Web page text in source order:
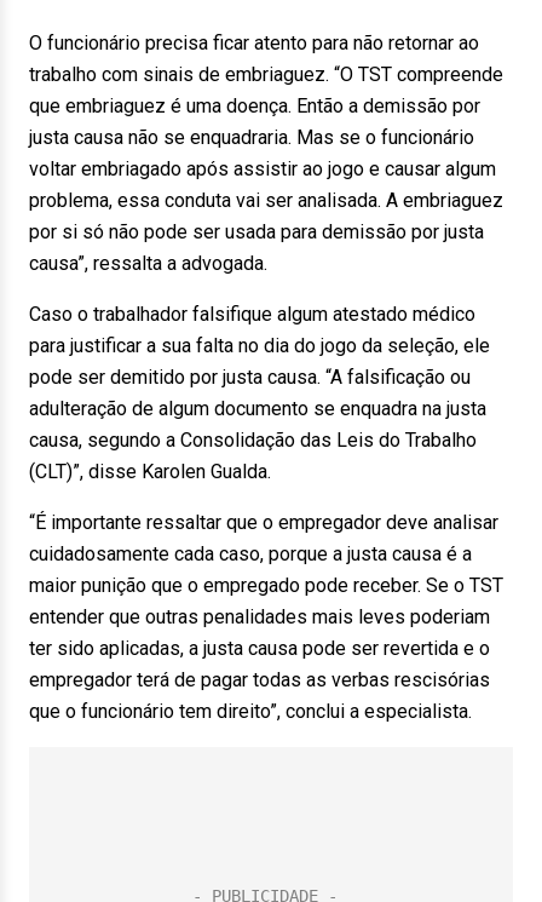
O funcionário precisa ficar atento para não retornar ao
trabalho com sinais de embriaguez. “O TST compreende
que embriaguez é uma doença. Então a demissão por
justa causa não se enquadraria. Mas se o funcionário
voltar embriagado após assistir ao jogo e causar algum
problema, essa conduta vai ser analisada. A embriaguez
por si só não pode ser usada para demissão por justa
causa”, ressalta a advogada.
Caso o trabalhador falsifique algum atestado médico
para justificar a sua falta no dia do jogo da seleção, ele
pode ser demitido por justa causa. “A falsificação ou
adulteração de algum documento se enquadra na justa
causa, segundo a Consolidação das Leis do Trabalho
(CLT)”, disse Karolen Gualda.
“É importante ressaltar que o empregador deve analisar
cuidadosamente cada caso, porque a justa causa é a
maior punição que o empregado pode receber. Se o TST
entender que outras penalidades mais leves poderiam
ter sido aplicadas, a justa causa pode ser revertida e o
empregador terá de pagar todas as verbas rescisórias
que o funcionário tem direito”, conclui a especialista.